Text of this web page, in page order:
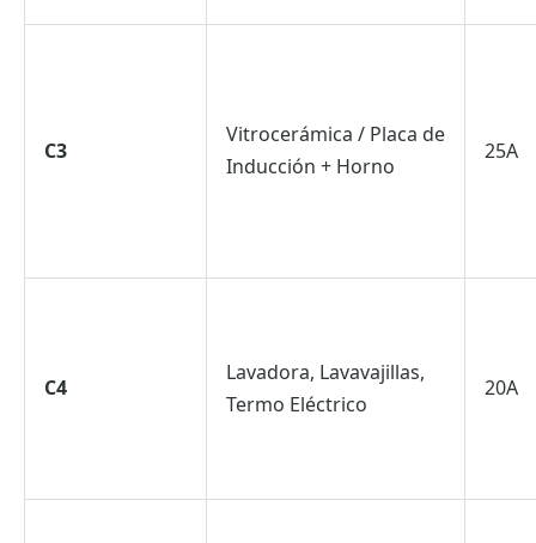
C3
Vitrocerámica / Placa de
Inducción + Horno
25A
C4
Lavadora, Lavavajillas,
Termo Eléctrico
20A